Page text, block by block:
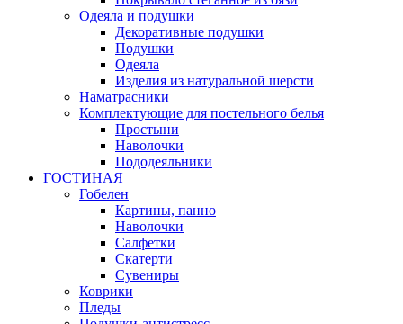
Одеяла и подушки
Декоративные подушки
Подушки
Одеяла
Изделия из натуральной шерсти
Наматраcники
Комплектующие для постельного белья
Простыни
Наволочки
Пододеяльники
ГОСТИНАЯ
Гобелен
Картины, панно
Наволочки
Салфетки
Скатерти
Сувениры
Коврики
Пледы